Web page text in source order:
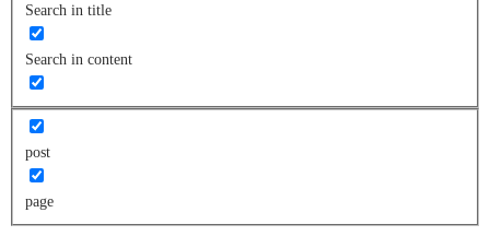
Search in title
Search in content
post
page